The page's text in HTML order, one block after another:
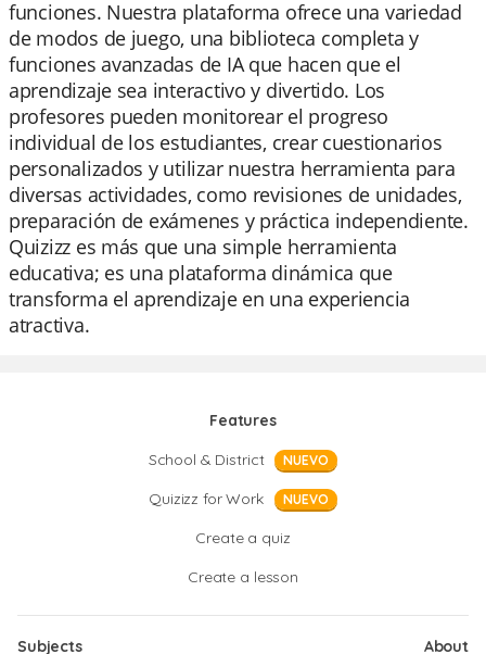
funciones. Nuestra plataforma ofrece una variedad
de modos de juego, una biblioteca completa y
funciones avanzadas de IA que hacen que el
aprendizaje sea interactivo y divertido. Los
profesores pueden monitorear el progreso
individual de los estudiantes, crear cuestionarios
personalizados y utilizar nuestra herramienta para
diversas actividades, como revisiones de unidades,
preparación de exámenes y práctica independiente.
Quizizz es más que una simple herramienta
educativa; es una plataforma dinámica que
transforma el aprendizaje en una experiencia
atractiva.
Features
School & District
NUEVO
Quizizz for Work NUEVO
Create a quiz
Create a lesson
Subjects
About